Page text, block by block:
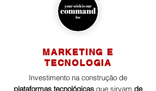
MARKETING E
TECNOLOGIA
Investimento na construção de
plataformas tecnológicas que sirvam de